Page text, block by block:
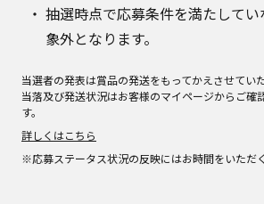
抽選時点で応募条件を満たして
象外となります。
当選者の発表は賞品の発送をもってかえさせていた
当落及び発送状況はお客様のマイページからご確
す。
詳しくはこちら
※応募ステータス状況の反映にはお時間をいただ